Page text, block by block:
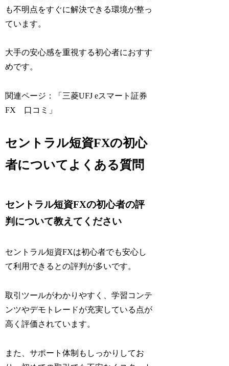
も不明点をすぐに解決できる環境が整っ
ています。
大手の安心感を重視する初心者におすす
めです。
関連ページ：「三菱UFJ eスマート証券
FX 口コミ」
セントラル短資FXの初心
者についてよくある質問
セントラル短資FXの初心者の評
判について教えてください
セントラル短資FXは初心者でも安心し
て利用できるとの評判が多いです。
取引ツールがわかりやすく、学習コンテ
ンツやデモトレードが充実している点が
高く評価されています。
また、サポート体制もしっかりしてお